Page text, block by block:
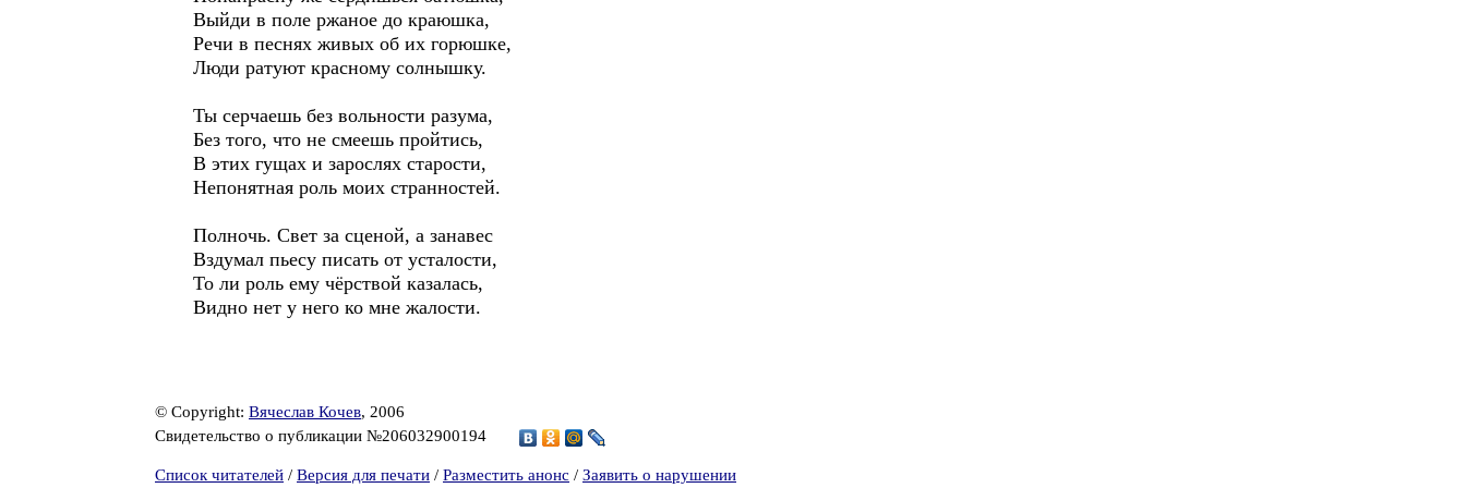
Выйди в поле ржаное до краюшка,
Речи в песнях живых об их горюшке,
Люди ратуют красному солнышку.
Ты серчаешь без вольности разума,
Без того, что не смеешь пройтись,
В этих гущах и зарослях старости,
Непонятная роль моих странностей.
Полночь. Свет за сценой, а занавес
Вздумал пьесу писать от усталости,
То ли роль ему чёрствой казалась,
Видно нет у него ко мне жалости.
© Copyright: Вячеслав Кочев, 2006
Свидетельство о публикации №206032900194
Список читателей / Версия для печати / Разместить анонс / Заявить о нарушении